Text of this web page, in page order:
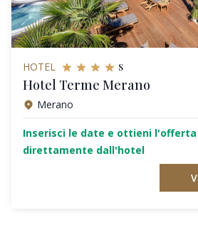
HOTEL s
Hotel Terme Merano
Merano
Inserisci le date e ottieni
direttamente dall'hotel